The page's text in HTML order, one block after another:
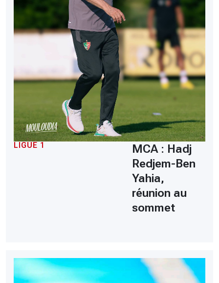
LIGUE 1
MCA : Hadj
Redjem-Ben
Yahia,
réunion au
sommet